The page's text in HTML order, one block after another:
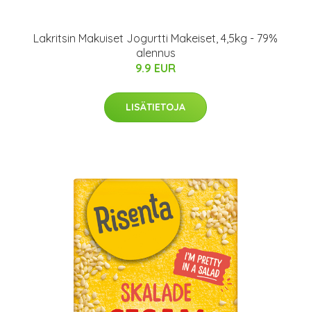
Lakritsin Makuiset Jogurtti Makeiset, 4,5kg - 79%
alennus
9.9 EUR
LISÄTIETOJA